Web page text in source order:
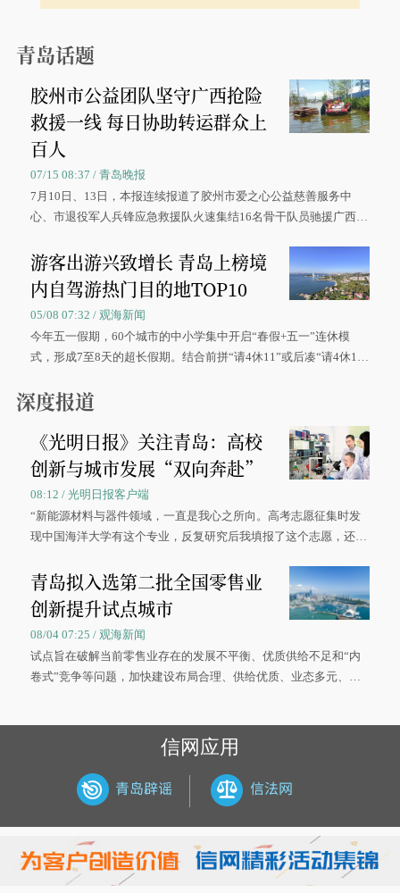
青岛话题
胶州市公益团队坚守广西抢险
救援一线 每日协助转运群众上
百人
07/15 08:37 / 青岛晚报
7月10日、13日，本报连续报道了胶州市爱之心公益慈善服务中
心、市退役军人兵锋应急救援队火速集结16名骨干队员驰援广西灾
游客出游兴致增长 青岛上榜境
内自驾游热门目的地TOP10
05/08 07:32 / 观海新闻
今年五一假期，60个城市的中小学集中开启“春假+五一”连休模
式，形成7至8天的超长假期。结合前拼“请4休11”或后凑“请4休1
深度报道
《光明日报》关注青岛：高校
创新与城市发展“双向奔赴”
08:12 / 光明日报客户端
“新能源材料与器件领域，一直是我心之所向。高考志愿征集时发
现中国海洋大学有这个专业，反复研究后我填报了这个志愿，还真
大学材料科学与工程学院材料类专业的录取通知书。
青岛拟入选第二批全国零售业
创新提升试点城市
08/04 07:25 / 观海新闻
试点旨在破解当前零售业存在的发展不平衡、优质供给不足和“内
卷式”竞争等问题，加快建设布局合理、供给优质、业态多元、智
信网应用